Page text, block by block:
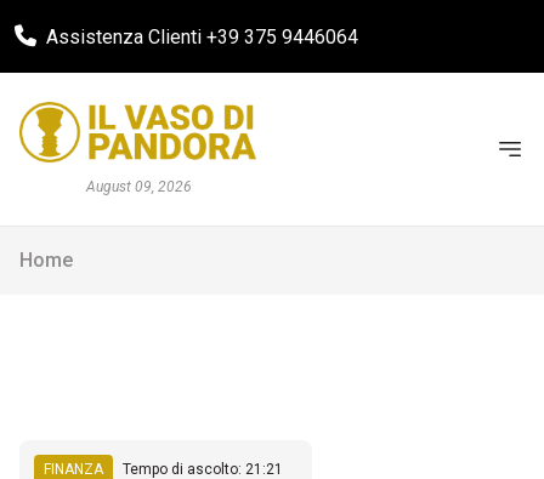
Assistenza Clienti +39 375 9446064
August 09, 2026
Home
FINANZA Tempo di ascolto: 21:21